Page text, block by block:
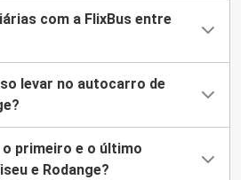
com a FlixBus entre
levar no autocarro de
primeiro e o último
e Rodange?